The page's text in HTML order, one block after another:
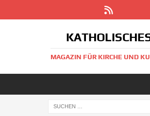
MAGAZIN FÜR KIRCHE UND